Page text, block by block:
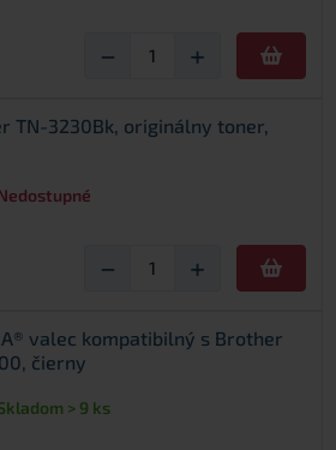
− +
TN-3230Bk, originálny toner,
− +
valec kompatibilný s Brother
čierny
> 9 ks